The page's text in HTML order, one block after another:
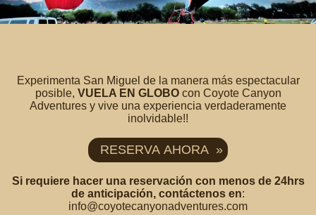
Experimenta San Miguel de la manera más espectacular
posible, VUELA EN GLOBOcon Coyote Canyon
Adventures y vive una experiencia verdaderamente
inolvidable!!
RESERVA AHORA »
Si requiere hacer una reservación con menos de 24hrs
de anticipación, contáctenos en:
info@coyotecanyonadventures.com